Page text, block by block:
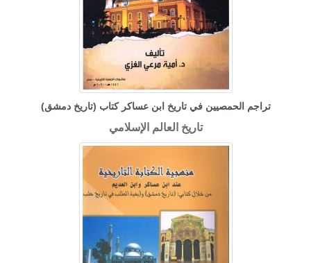
تراجم الحمصيين في تاريخ ابن عساكر كتاب (تاريخ دمشق)
تاريخ العالم الإسلامي